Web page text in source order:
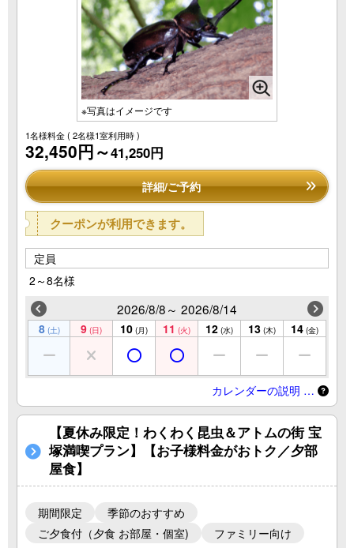
※写真はイメージです
1名様料金( 2名様1室利用時 )
32,450円～41,250円
詳細/ご予約
クーポンが利用できます。
定員
2～8名様
2026/8/8～ 2026/8/14
8 (土) 9 (日) 10 (月) 11 (火) 12 (水) 13 (木) 14 (金)
カレンダーの説明 …
【夏休み限定！わくわく昆虫＆アトムの街 宝
塚満喫プラン】【お子様料金がおトク／夕部
屋食】
期間限定
季節のおすすめ
ご夕食付（夕食 お部屋・個室)
ファミリー向け